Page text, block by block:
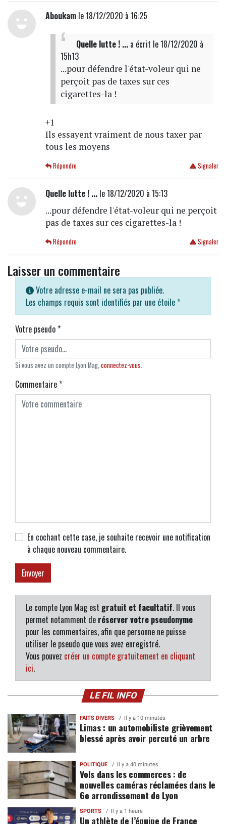
Aboukamle 18/12/2020 à 16:25
Quelle lutte ! ...a écrit le 18/12/2020 à
15h13
...pour défendre l'état-voleur qui ne
perçoit pas de taxes sur ces
cigarettes-la !
+1
Ils essayent vraiment de nous taxer par
tous les moyens
Signaler
Répondre
Quelle lutte ! ...le 18/12/2020 à 15:13
...pour défendre l'état-voleur qui ne perçoit
pas de taxes sur ces cigarettes-la !
Signaler
Répondre
Laisser un commentaire
Votre adresse e-mail ne sera pas publiée.
Les champs requis sont identifiés par une étoile *
Votre pseudo*
Si vous avez un compte Lyon Mag, connectez-vous.
Commentaire*
En cochant cette case, je souhaite recevoir une notification
à chaque nouveau commentaire.
Le compte Lyon Mag est gratuit et facultatif. Il vous
permet notamment de réserver votre pseudonyme
pour les commentaires, afin que personne ne puisse
utiliser le pseudo que vous avez enregistré.
Vous pouvez créer un compte gratuitement en cliquant
ici.
LE FIL INFO
FAITS DIVERS Il y a 10 minutes
Limas : un automobiliste grièvement
blessé après avoir percuté un arbre
POLITIQUE Il y a 40 minutes
Vols dans les commerces : de
nouvelles caméras réclamées dans le
6e arrondissement de Lyon
SPORTS Il y a 1 heure
Un athlète de l’équipe de France